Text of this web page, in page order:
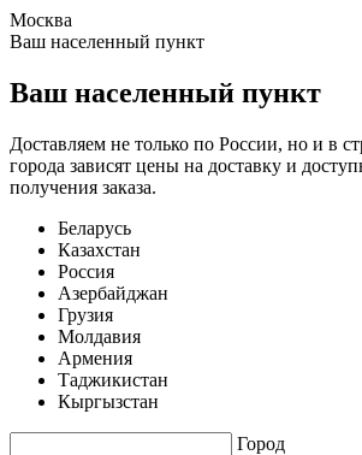
Москва
Ваш населенный пункт
Ваш населенный пункт
Доставляем не только по России, но и в
города зависят цены на доставку и
получения заказа.
Беларусь
Казахстан
Россия
Азербайджан
Грузия
Молдавия
Армения
Таджикистан
Кыргызстан
Город